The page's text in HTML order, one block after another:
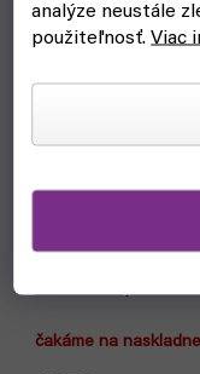
analýze neustále
použiteľnosť.Viac
čakáme na